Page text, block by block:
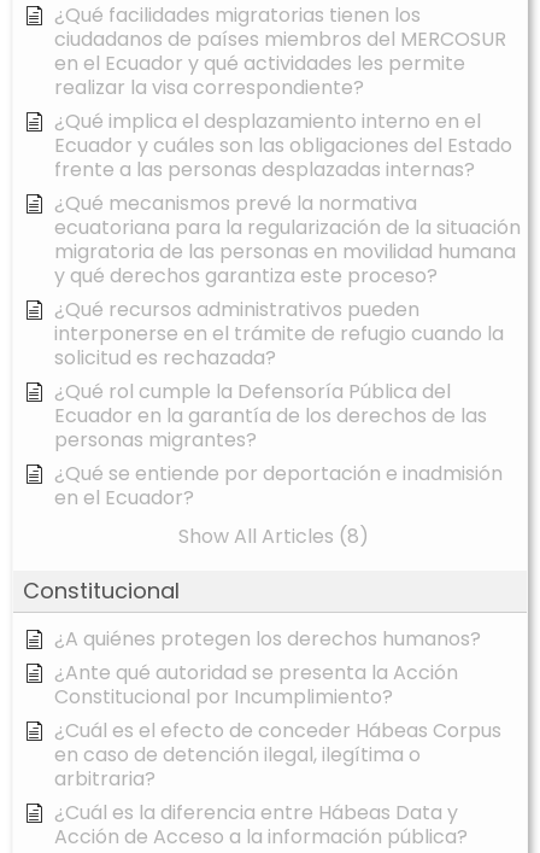
¿Qué facilidades migratorias tienen los
ciudadanos de países miembros del MERCOSUR
en el Ecuador y qué actividades les permite
realizar la visa correspondiente?
¿Qué implica el desplazamiento interno en el
Ecuador y cuáles son las obligaciones del Estado
frente a las personas desplazadas internas?
¿Qué mecanismos prevé la normativa
ecuatoriana para la regularización de la situación
migratoria de las personas en movilidad humana
y qué derechos garantiza este proceso?
¿Qué recursos administrativos pueden
interponerse en el trámite de refugio cuando la
solicitud es rechazada?
¿Qué rol cumple la Defensoría Pública del
Ecuador en la garantía de los derechos de las
personas migrantes?
¿Qué se entiende por deportación e inadmisión
en el Ecuador?
Show All Articles (8)
Constitucional
¿A quiénes protegen los derechos humanos?
¿Ante qué autoridad se presenta la Acción
Constitucional por Incumplimiento?
¿Cuál es el efecto de conceder Hábeas Corpus
en caso de detención ilegal, ilegítima o
arbitraria?
¿Cuál es la diferencia entre Hábeas Data y
Acción de Acceso a la información pública?